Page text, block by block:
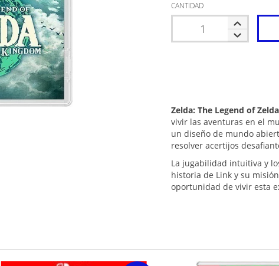
CANTIDAD
Zelda: The Legend of Zelda
vivir las aventuras en el
un diseño de mundo
resolver acertijos
La jugabilidad intuitiva y
historia de Link y su
oportunidad de vivir esta